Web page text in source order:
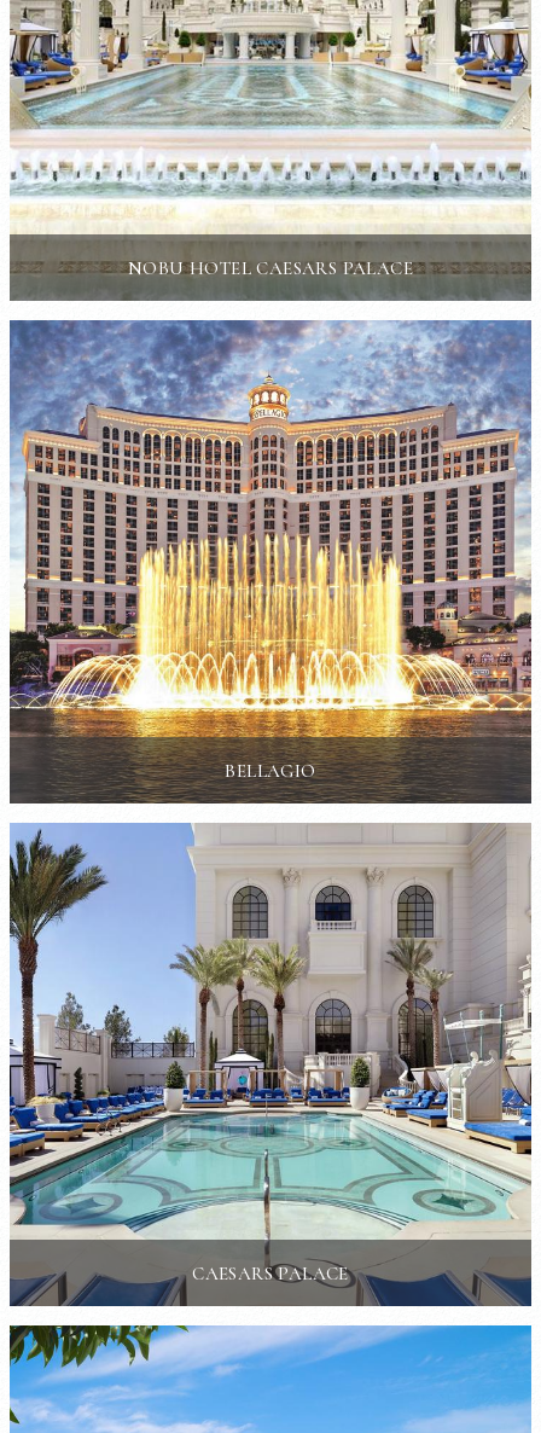
NOBU HOTEL CAESARS PALACE
BELLAGIO
CAESARS PALACE